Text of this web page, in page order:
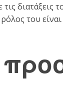
τις
του